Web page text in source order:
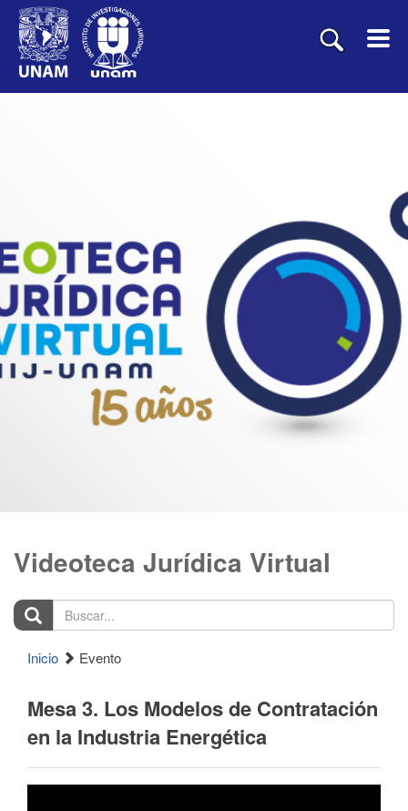
Videoteca Jurídica Virtual
Buscar...
Inicio Evento
Mesa 3. Los Modelos de Contratación
en la Industria Energética